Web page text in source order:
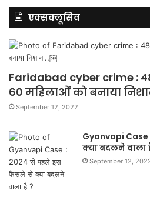
एक्सक्लूसिव
Faridabad cyber crime :
60 महिलाओं को बनाया
September 12, 2022
Gyanvapi
क्या बदलने वाला
September 12,